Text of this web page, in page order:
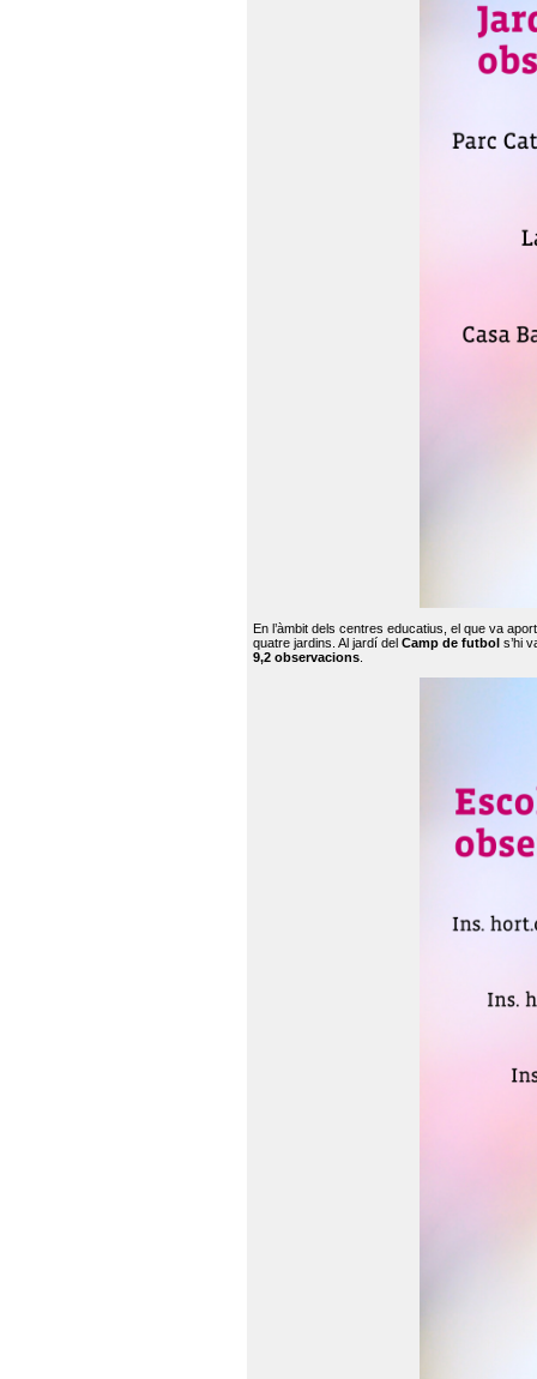
En l’àmbit dels centres educatius, el que va
quatre jardins. Al jardí del Camp de futbol s’hi
9,2 observacions